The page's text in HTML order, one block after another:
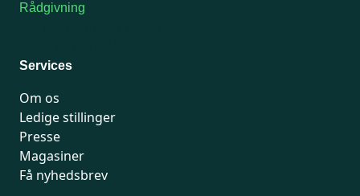
Rådgivning
Services
Om os
Ledige stillinger
Presse
Magasiner
Få nyhedsbrev